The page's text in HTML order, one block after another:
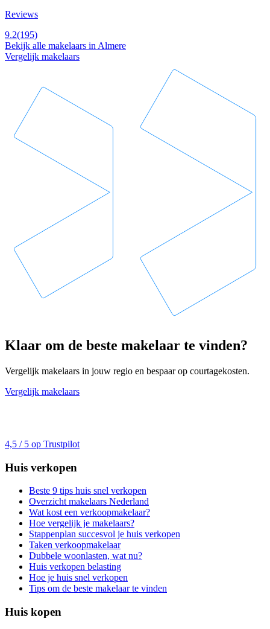
Reviews
9.2(195)
Bekijk alle makelaars in Almere
Vergelijk makelaars
Klaar om de beste makelaar te vinden?
Vergelijk makelaars in jouw regio en bespaar op courtagekosten.
Vergelijk makelaars
4,5 / 5 op Trustpilot
Huis verkopen
Beste 9 tips huis snel verkopen
Overzicht makelaars Nederland
Wat kost een verkoopmakelaar?
Hoe vergelijk je makelaars?
Stappenplan succesvol je huis verkopen
Taken verkoopmakelaar
Dubbele woonlasten, wat nu?
Huis verkopen belasting
Hoe je huis snel verkopen
Tips om de beste makelaar te vinden
Huis kopen